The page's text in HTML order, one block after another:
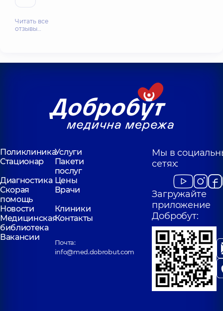
Читать все
отзывы…
ПоликлиникаУслуги
Стационар
Пакети
послуг
Диагностика Цены
Скорая
помощь
Врачи
Новости
Клиники
Медицинская
библиотека
Контакты
Вакансии
Почта:
info@med.dobrobut.com
Мы в
сетях:
Загружайте
приложение
Добробут: